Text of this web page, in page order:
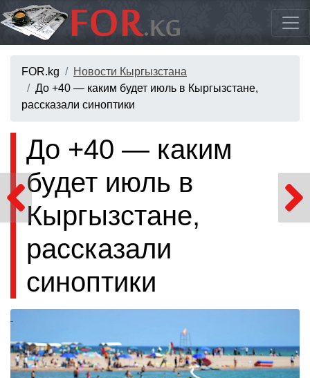
FOR.kg
Новости Кыргызстана
До +40 — каким будет июль в Кыргызстане,
рассказали синоптики
До +40 — каким
будет июль в
Кыргызстане,
рассказали
синоптики